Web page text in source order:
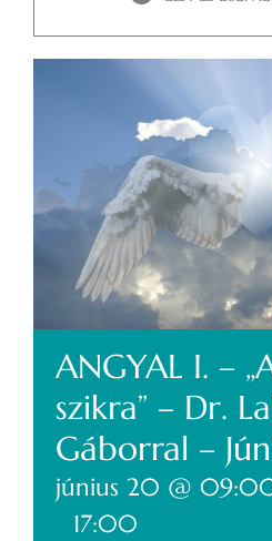
ANGYAL I. –
szikra” – Dr.
Gáborral –
június 20 @
17:00